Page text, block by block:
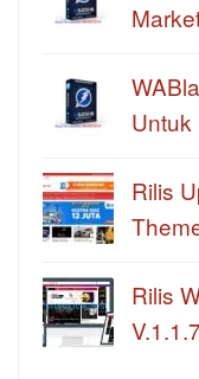
Rilis
Rilis